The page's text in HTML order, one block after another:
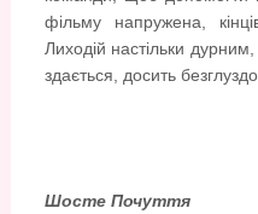
фільму напружена,
Лиходій настільки
здається, досить безглуздо.
Шосте Почуття